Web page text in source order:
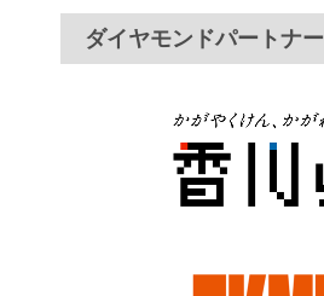
ダイヤモンドパートナー